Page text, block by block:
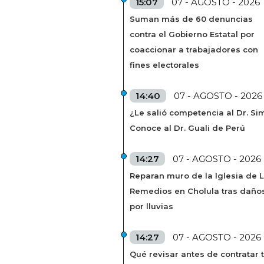
Suman más de 60 denuncias
contra el Gobierno Estatal por
coaccionar a trabajadores con
fines electorales
14:40 07 - AGOSTO - 2026
¿Le salió competencia al Dr.
Conoce al Dr. Guali de Perú
14:27 07 - AGOSTO - 2026
Reparan muro de la Iglesia de
Remedios en Cholula tras
por lluvias
14:27 07 - AGOSTO - 2026
Qué revisar antes de contratar